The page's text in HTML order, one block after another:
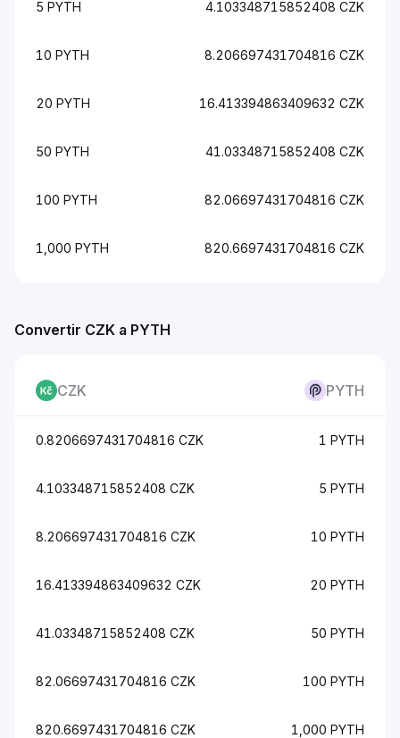
5 PYTH 4.103348715852408 CZK
10 PYTH 8.206697431704816 CZK
20 PYTH 16.413394863409632 CZK
50 PYTH 41.03348715852408 CZK
100 PYTH 82.06697431704816 CZK
1,000 PYTH 820.6697431704816 CZK
Convertir CZK a PYTH
CZK PYTH
0.8206697431704816 CZK 1 PYTH
4.103348715852408 CZK 5 PYTH
8.206697431704816 CZK 10 PYTH
16.413394863409632 CZK 20 PYTH
41.03348715852408 CZK 50 PYTH
82.06697431704816 CZK 100 PYTH
820.6697431704816 CZK 1,000 PYTH